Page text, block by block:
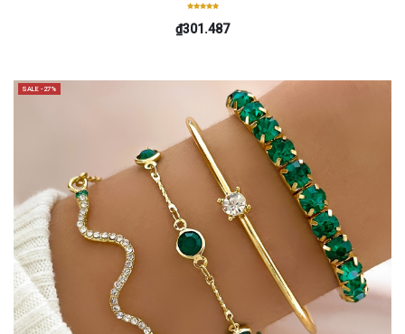
₫301.487
SALE -27%